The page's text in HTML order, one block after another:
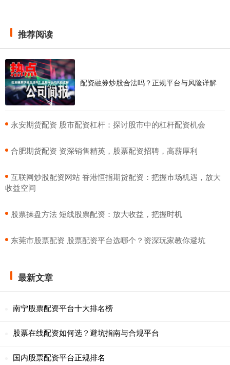
推荐阅读
配资融券炒股合法吗？正规平台与风险详解
​永安期货配资 股市配资杠杆：探讨股市中的杠杆配资机会
​合肥期货配资 资深销售精英，股票配资招聘，高薪厚利
​互联网炒股配资网站 香港恒指期货配资：把握市场机遇，放大
收益空间
​股票操盘方法 短线股票配资：放大收益，把握时机
​东莞市股票配资 股票配资平台选哪个？资深玩家教你避坑
最新文章
南宁股票配资平台十大排名榜
股票在线配资如何选？避坑指南与合规平台
国内股票配资平台正规排名